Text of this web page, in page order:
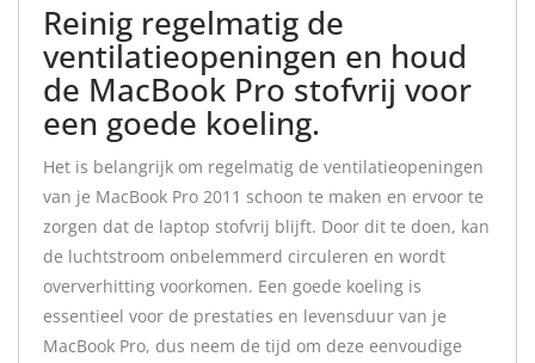
Reinig regelmatig de
ventilatieopeningen en houd
de MacBook Pro stofvrij voor
een goede koeling.
Het is belangrijk om regelmatig de ventilatieopeningen
van je MacBook Pro 2011 schoon te maken en ervoor te
zorgen dat de laptop stofvrij blijft. Door dit te doen, kan
de luchtstroom onbelemmerd circuleren en wordt
oververhitting voorkomen. Een goede koeling is
essentieel voor de prestaties en levensduur van je
MacBook Pro, dus neem de tijd om deze eenvoudige